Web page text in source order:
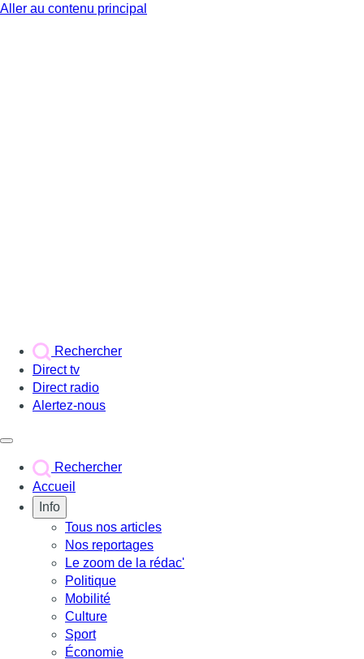
Aller au contenu principal
Rechercher
Direct tv
Direct radio
Alertez-nous
Rechercher
Accueil
Info
Tous nos articles
Nos reportages
Le zoom de la rédac'
Politique
Mobilité
Culture
Sport
Économie